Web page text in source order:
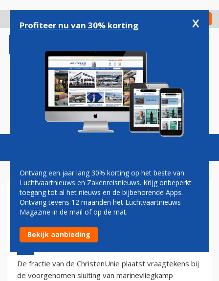
gaan
Check in
Magazine Podcasts Vacatures
CHRISTENUNIE WIL BEHOUD
VALKENBURG EN TWENTHE
20 oktober 2003 - 2:00
De fractie van de ChristenUnie plaatst vraagtekens bij
de voorgenomen sluiting van marinevliegkamp
Profiteer nu van 30% korting x
Ontvang een jaar lang 30% korting op het beste van
Luchtvaartnieuws en Zakenreisnieuws. Krijg onbeperkt
toegang tot al het nieuws en de bijbehorende Apps.
Ontvang tevens 12 maanden het Luchtvaartnieuws
Magazine in de mail of op de mat.
Bekijk aanbieding